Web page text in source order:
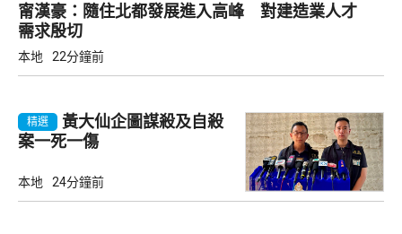
甯漢豪：隨住北都發展進入高峰 對建造業人才
需求殷切
本地 22分鐘前
精選
黃大仙企圖謀殺及自殺
案一死一傷
本地 24分鐘前